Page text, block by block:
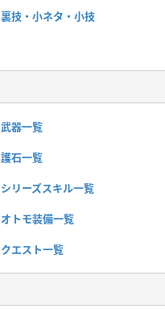
裏技・小ネタ・小技
武器一覧
護石一覧
シリーズスキル一覧
オトモ装備一覧
クエスト一覧